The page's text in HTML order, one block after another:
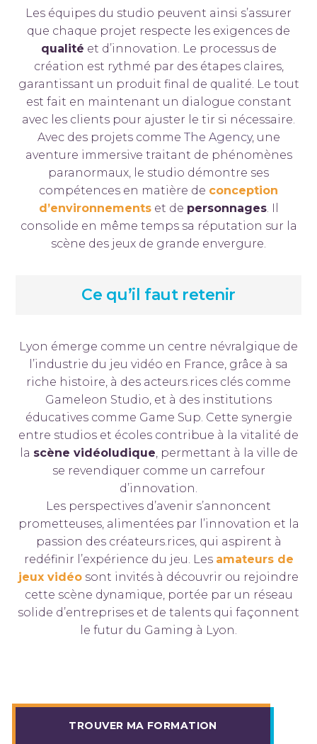
Les équipes du studio peuvent ainsi s’assurer
que chaque projet respecte les exigences de
qualité et d’innovation. Le processus de
création est rythmé par des étapes claires,
garantissant un produit final de qualité. Le tout
est fait en maintenant un dialogue constant
avec les clients pour ajuster le tir si nécessaire.
Avec des projets comme The Agency, une
aventure immersive traitant de phénomènes
paranormaux, le studio démontre ses
compétences en matière de conception
d’environnementset de personnages. Il
consolide en même temps sa réputation sur la
scène des jeux de grande envergure.
Ce qu’il faut retenir
Lyon émerge comme un centre névralgique de
l’industrie du jeu vidéo en France, grâce à sa
riche histoire, à des acteurs.rices clés comme
Gameleon Studio, et à des institutions
éducatives comme Game Sup. Cette synergie
entre studios et écoles contribue à la vitalité de
la scène vidéoludique, permettant à la ville de
se revendiquer comme un carrefour
d’innovation.
Les perspectives d’avenir s’annoncent
prometteuses, alimentées par l’innovation et la
passion des créateurs.rices, qui aspirent à
redéfinir l’expérience du jeu. Les amateurs de
jeux vidéo sont invités à découvrir ou rejoindre
cette scène dynamique, portée par un réseau
solide d’entreprises et de talents qui façonnent
le futur du Gaming à Lyon.
TROUVER MA FORMATION